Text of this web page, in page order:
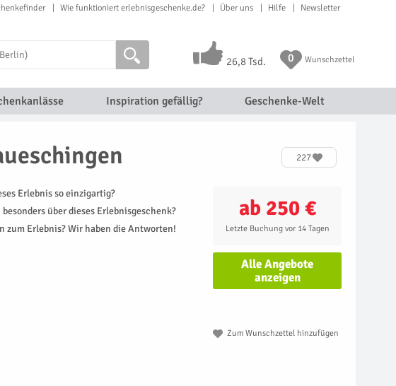
Wie funktioniert erlebnisgeschenke.de? Über uns Hilfe Newsletter
26,8 Tsd. 0 Wunschzettel
Inspiration gefällig? Geschenke-Welt
227
ab 250 €
Letzte Buchung vor 14 Tagen
Alle Angebote
anzeigen
Zum Wunschzettel hinzufügen
Erlebnis so einzigartig?
über dieses Erlebnisgeschenk?
zum Erlebnis? Wir haben die Antworten!